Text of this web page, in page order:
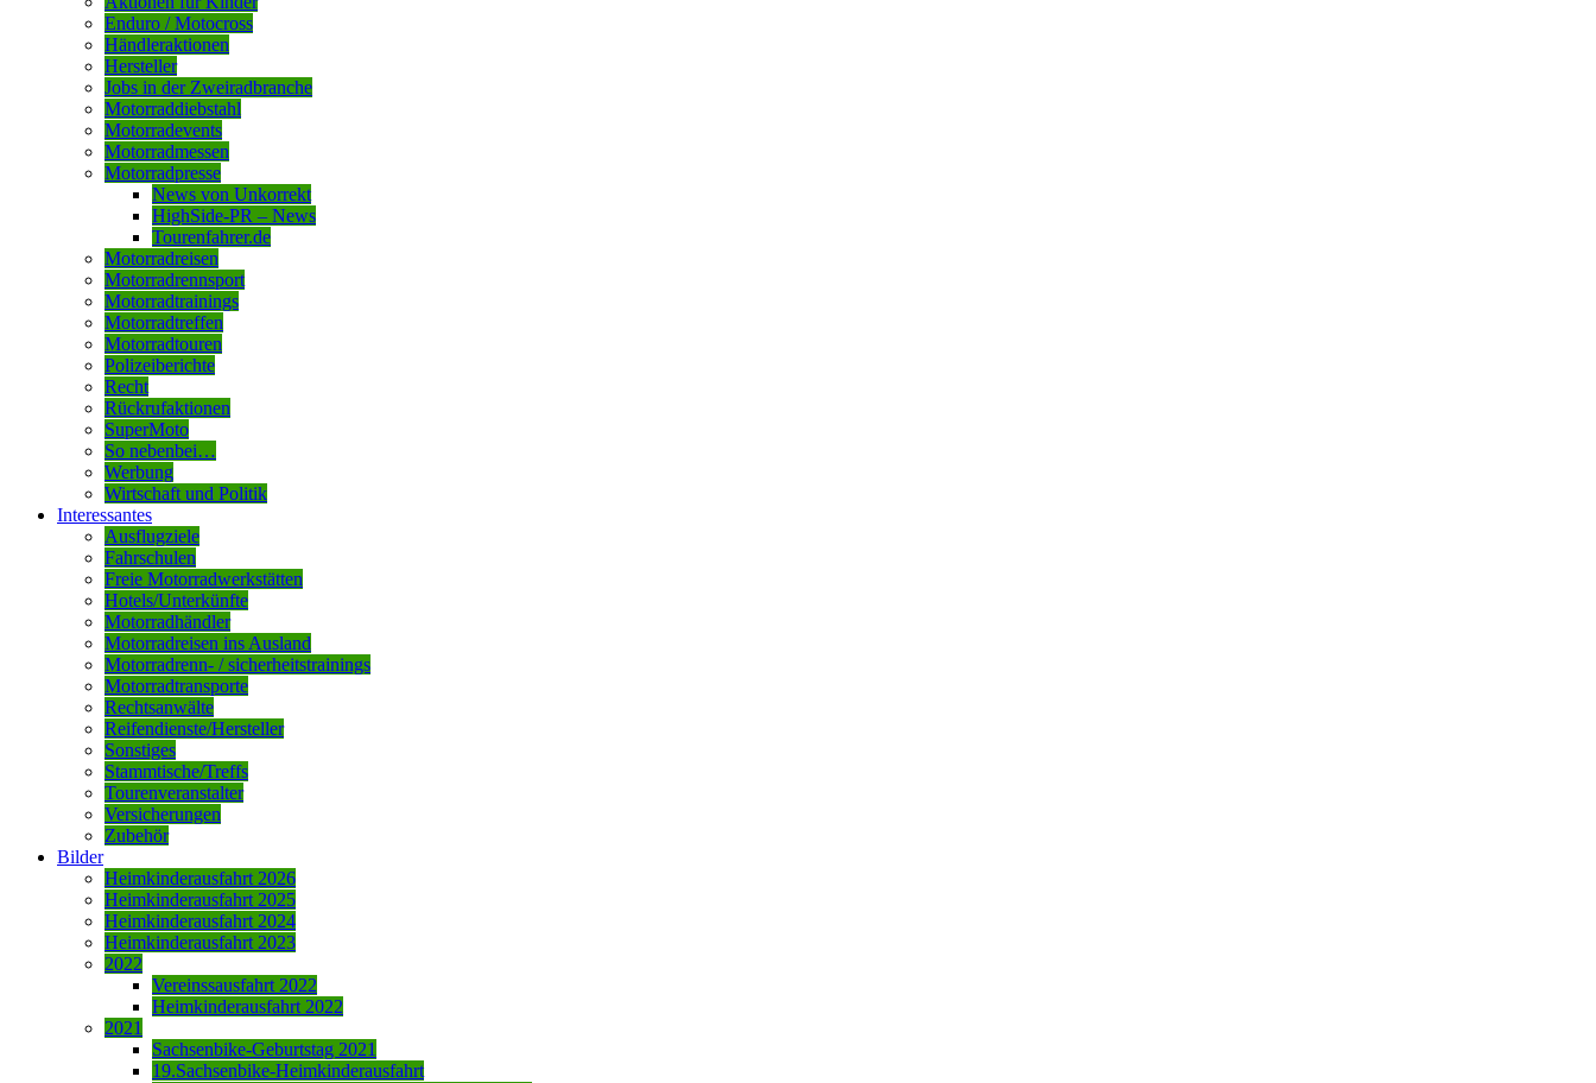
Enduro / Motocross
Händleraktionen
Hersteller
Jobs in der Zweiradbranche
Motorraddiebstahl
Motorradevents
Motorradmessen
Motorradpresse
News von Unkorrekt
HighSide-PR – News
Tourenfahrer.de
Motorradreisen
Motorradrennsport
Motorradtrainings
Motorradtreffen
Motorradtouren
Polizeiberichte
Recht
Rückrufaktionen
SuperMoto
So nebenbei…
Werbung
Wirtschaft und Politik
Interessantes
Ausflugziele
Fahrschulen
Freie Motorradwerkstätten
Hotels/Unterkünfte
Motorradhändler
Motorradreisen ins Ausland
Motorradrenn- / sicherheitstrainings
Motorradtransporte
Rechtsanwälte
Reifendienste/Hersteller
Sonstiges
Stammtische/Treffs
Tourenveranstalter
Versicherungen
Zubehör
Bilder
Heimkinderausfahrt 2026
Heimkinderausfahrt 2025
Heimkinderausfahrt 2024
Heimkinderausfahrt 2023
2022
Vereinssausfahrt 2022
Heimkinderausfahrt 2022
2021
Sachsenbike-Geburtstag 2021
19.Sachsenbike-Heimkinderausfahrt